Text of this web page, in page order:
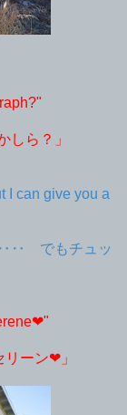
しら？」
I can give you a
‥‥ でもチュッ
ーン❤︎」